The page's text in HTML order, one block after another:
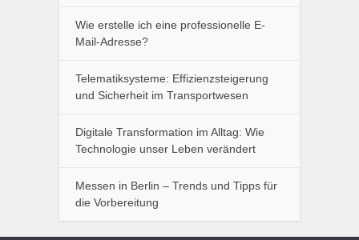
Wie erstelle ich eine professionelle E-
Mail-Adresse?
Telematiksysteme: Effizienzsteigerung
und Sicherheit im Transportwesen
Digitale Transformation im Alltag: Wie
Technologie unser Leben verändert
Messen in Berlin – Trends und Tipps für
die Vorbereitung